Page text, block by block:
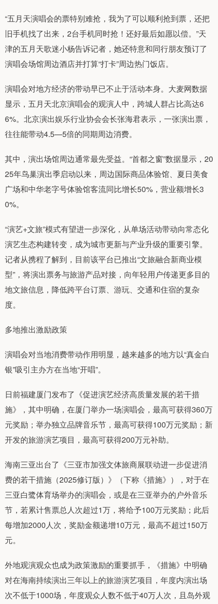
“五月天演唱会的票特别难抢，我为了可以顺利抢到票，还把
旧手机找了出来，2台手机同时抢！还好最后如愿以偿。”天
津的五月天歌迷小杨告诉记者，她还特意和同行朋友预订了
演唱会场馆周边酒店并打算“打卡”周边热门饭店。
演唱会对地方经济的带动早已不止于活动本身。大麦网数据
显示，五月天北京演唱会的观演人中，跨城人群占比高达6
6%。北京演出娱乐行业协会会长张海君表示，一张演出票，
往往能带动4.5—5倍的同期周边消费。
其中，演出场馆周边通常最先受益。“首都之窗”数据显示，20
25年鸟巢演出季启动以来，周边国际商品体验馆、夏日美食
广场和中华老字号体验馆客流同比增长50%，营业额增长3
0%。
“演艺+文旅”模式有望进一步深化，从单场活动带动向常态化
演艺生态构建转变，成为城市更新与产业升级的重要引擎。
记者从携程了解到，目前该平台已推出“文旅融合新商业模
型”，将演出票务与旅游产品对接，向年轻用户传递更多目的
地文旅信息，降低跨平台订票、游玩、交通和住宿的复杂
度。
多地推出激励政策
演唱会对当地消费带动作用明显，越来越多的地方以“真金白
银”吸引主办方在当地“开唱”。
日前福建厦门发布了《促进演艺经济高质量发展的若干措
施》，其中明确，在厦门举办一场演唱会，最高可获得360万
元奖励；举办独立品牌音乐节，最高可获得100万元奖励；新
开发的旅游演艺项目，最高可获得200万元补助。
海南三亚出台了《三亚市加强文体旅商展联动进一步促进消
费的若干措施（2025修订版）》（下称《措施》），对于在
三亚白鹭体育场举办的演唱会，或是在三亚举办的户外音乐
节，若累计售票总人次超过1万，将给予100万元奖励；此后
每增加2000人次，奖励金额递增10万元，最高不超过150万
元。
外地观演观众也成为政策激励的重要抓手，《措施》中明确
对在海南持续演出三年以上的旅游演艺项目，年度内演出场
次不低于1000场，年度观众人数不低于40万人次，且岛外观